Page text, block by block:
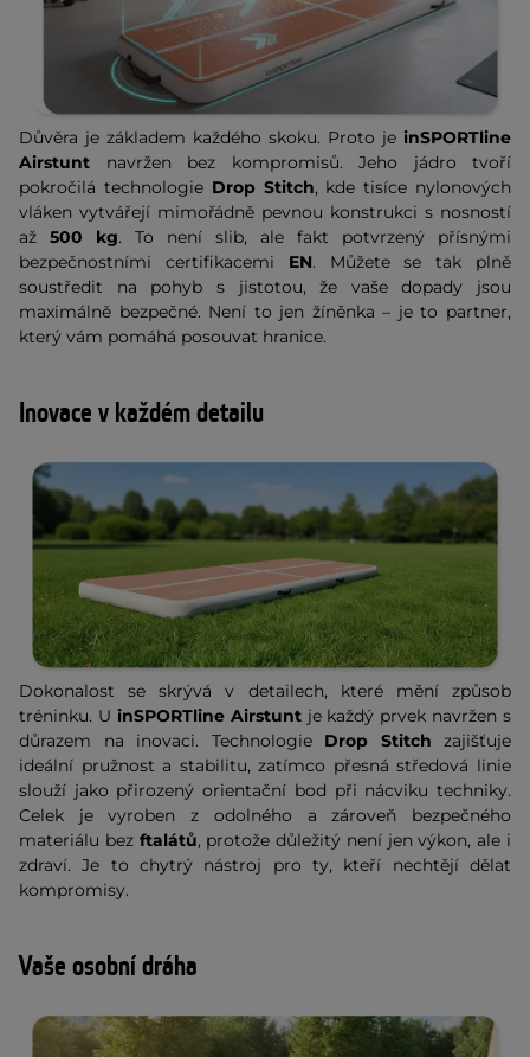
Důvěra je základem každého skoku. Proto je inSPORTline
Airstunt navržen bez kompromisů. Jeho jádro tvoří
pokročilá technologie Drop Stitch, kde tisíce nylonových
vláken vytvářejí mimořádně pevnou konstrukci s nosností
až 500 kg. To není slib, ale fakt potvrzený přísnými
bezpečnostními certifikacemi EN. Můžete se tak plně
soustředit na pohyb s jistotou, že vaše dopady jsou
maximálně bezpečné. Není to jen žíněnka – je to partner,
který vám pomáhá posouvat hranice.
Inovace v každém detailu
Dokonalost se skrývá v detailech, které mění způsob
tréninku. U inSPORTline Airstuntje každý prvek navržen s
důrazem na inovaci. Technologie Drop Stitch zajišťuje
ideální pružnost a stabilitu, zatímco přesná středová linie
slouží jako přirozený orientační bod při nácviku techniky.
Celek je vyroben z odolného a zároveň bezpečného
materiálu bez ftalátů, protože důležitý není jen výkon, ale i
zdraví. Je to chytrý nástroj pro ty, kteří nechtějí dělat
kompromisy.
Vaše osobní dráha